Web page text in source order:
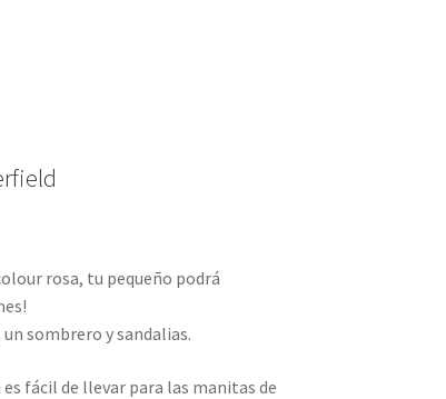
rosa, tu pequeño podrá
sombrero y sandalias.
fácil de llevar para las manitas de